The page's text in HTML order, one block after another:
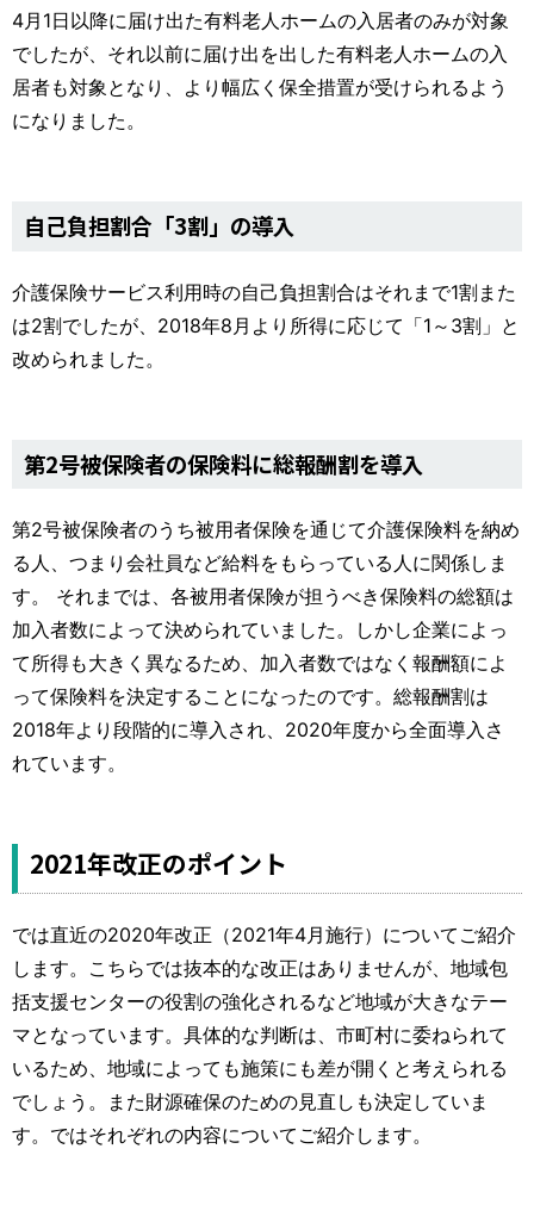
4月1日以降に届け出た有料老人ホームの入居者のみが対象
でしたが、それ以前に届け出を出した有料老人ホームの入
居者も対象となり、より幅広く保全措置が受けられるよう
になりました。
自己負担割合「3割」の導入
介護保険サービス利用時の自己負担割合はそれまで1割また
は2割でしたが、2018年8月より所得に応じて「1～3割」と
改められました。
第2号被保険者の保険料に総報酬割を導入
第2号被保険者のうち被用者保険を通じて介護保険料を納め
る人、つまり会社員など給料をもらっている人に関係しま
す。 それまでは、各被用者保険が担うべき保険料の総額は
加入者数によって決められていました。しかし企業によっ
て所得も大きく異なるため、加入者数ではなく報酬額によ
って保険料を決定することになったのです。総報酬割は
2018年より段階的に導入され、2020年度から全面導入さ
れています。
2021年改正のポイント
では直近の2020年改正（2021年4月施行）についてご紹介
します。こちらでは抜本的な改正はありませんが、地域包
括支援センターの役割の強化されるなど地域が大きなテー
マとなっています。具体的な判断は、市町村に委ねられて
いるため、地域によっても施策にも差が開くと考えられる
でしょう。また財源確保のための見直しも決定していま
す。ではそれぞれの内容についてご紹介します。